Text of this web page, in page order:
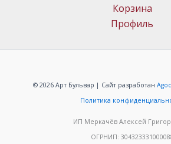
Корзина
Профиль
© 2026 Арт Бульвар | Сайт разработан
Политика
ИП Меркачёв Алексей
ОГРНИП: